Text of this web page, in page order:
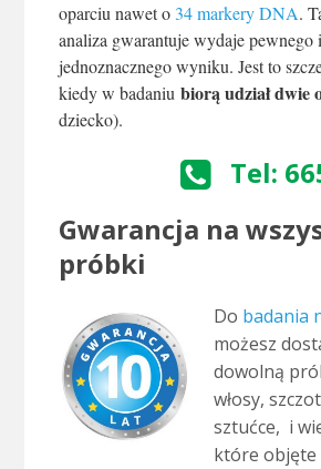
oparciu nawet o 34 markery DNA.
analiza gwarantuje wydaje pewnego i
jednoznacznego wyniku. Jest to
kiedy w badaniu biorą udział dwie
dziecko).
Tel:
Gwarancja na
próbki
Do badania
możesz
dowolną
włosy,
sztućce, i
które objęte